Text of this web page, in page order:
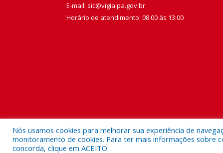
E-mail: sic@vigia.pa.gov.br
Horário de atendimento: 08:00 às 13:00
Todos os direitos reservados a Prefeitura Municipal
Nós usamos cookies para melhorar sua experiência de
monitoramento de cookies. Para ter mais informações sobre
concorda, clique em ACEITO.